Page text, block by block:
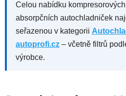
Celou nabídku
absorpčních autochladniček
seřazenou v kategorii
autoprofi.cz – včetně filtrů
výrobce.